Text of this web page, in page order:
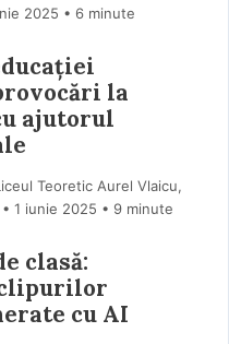
2025 • 6 minute
la
ajutorul
Teoretic Aurel Vlaicu,
1 iunie 2025 • 9 minute
clasă:
cu AI